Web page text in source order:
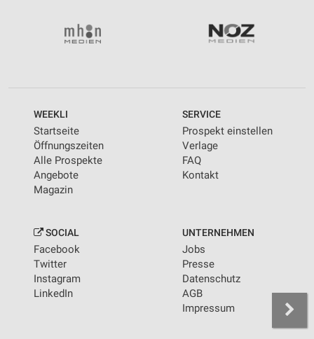
WEEKLI
Startseite
Öffnungszeiten
Alle Prospekte
Angebote
Magazin
SERVICE
Prospekt einstellen
Verlage
FAQ
Kontakt
SOCIAL
Facebook
Twitter
Instagram
LinkedIn
UNTERNEHMEN
Jobs
Presse
Datenschutz
AGB
Impressum